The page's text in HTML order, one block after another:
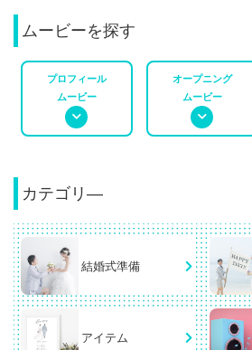
ムービーを探す
プロフィール
ムービー
オープニング
ムービー
カテゴリ―
結婚式準備
アイテム